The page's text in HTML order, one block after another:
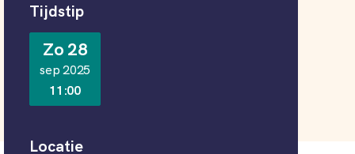
Tijdstip
Zo 28
sep 2025
11:00
Locatie